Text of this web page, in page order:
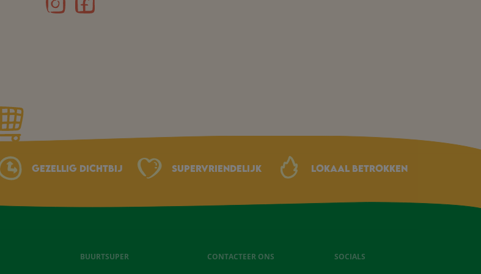
Gezellig dichtbij Supervriendelijk Lokaal betrokken
BUURTSUPER CONTACTEER ONS SOCIALS